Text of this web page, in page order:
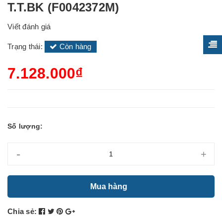
T.T.BK (F0042372M)
Viết đánh giá
Trạng thái: Còn hàng
7.128.000₫
Số lượng:
- +
Mua hàng
Chia sẻ: